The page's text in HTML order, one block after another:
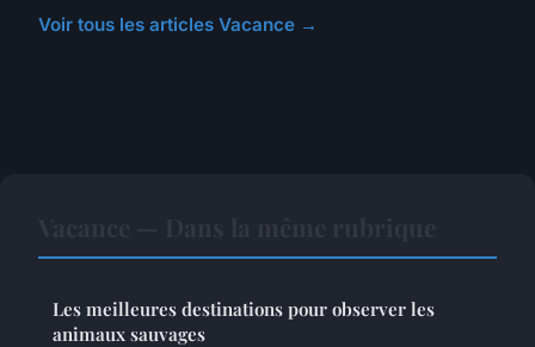
Voir tous les articles Vacance →
Les meilleures destinations pour observer les
animaux sauvages